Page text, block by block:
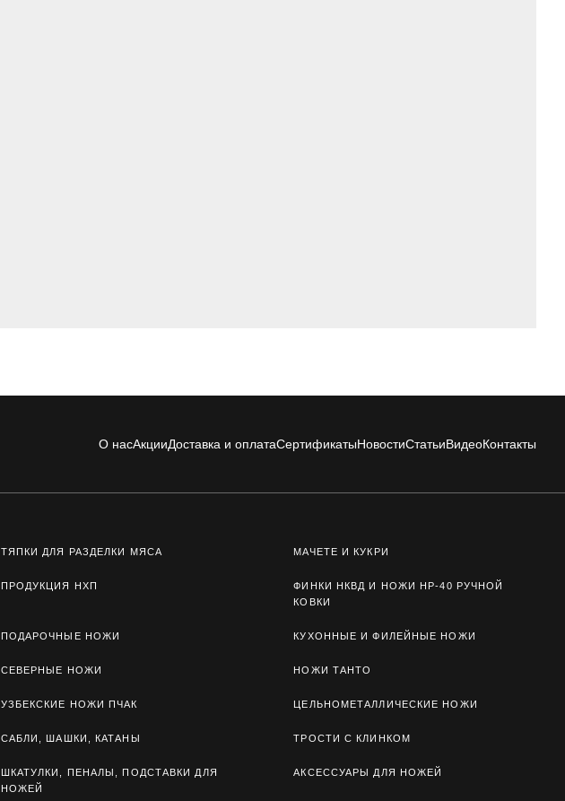
О насАкцииДоставка и оплатаСертификатыНовостиСтатьиВидеоКонтакты
ТЯПКИ ДЛЯ РАЗДЕЛКИ МЯСА МАЧЕТЕ И КУКРИ
ПРОДУКЦИЯ НХП
ФИНКИ НКВД И НОЖИ НР-40 РУЧНОЙ
КОВКИ
ПОДАРОЧНЫЕ НОЖИ КУХОННЫЕ И ФИЛЕЙНЫЕ НОЖИ
СЕВЕРНЫЕ НОЖИ НОЖИ ТАНТО
УЗБЕКСКИЕ НОЖИ ПЧАК ЦЕЛЬНОМЕТАЛЛИЧЕСКИЕ НОЖИ
САБЛИ, ШАШКИ, КАТАНЫ ТРОСТИ С КЛИНКОМ
ШКАТУЛКИ, ПЕНАЛЫ, ПОДСТАВКИ ДЛЯ
НОЖЕЙ
АКСЕССУАРЫ ДЛЯ НОЖЕЙ